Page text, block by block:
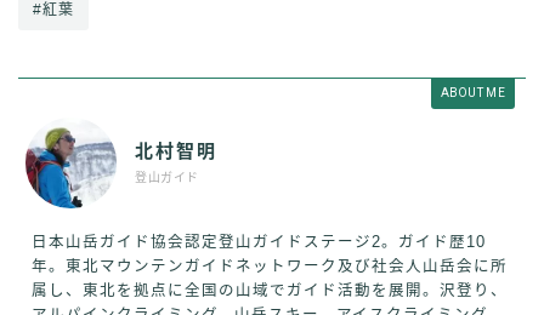
#紅葉
ABOUT ME
北村智明
登山ガイド
日本山岳ガイド協会認定登山ガイドステージ2。ガイド歴10
年。東北マウンテンガイドネットワーク及び社会人山岳会に所
属し、東北を拠点に全国の山域でガイド活動を展開。沢登り、